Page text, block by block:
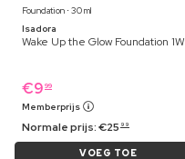
Foundation ⋅ 30 ml
Isadora
Wake Up the Glow Foundation 1W
€9 99
Memberprijs
Normale prijs:€25 99
VOEG TOE